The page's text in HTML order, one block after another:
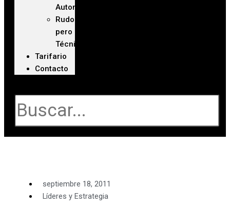
Automotriz
Rudo
pero
Técnico
Tarifario
Contacto
septiembre 18, 2011
Líderes y Estrategia